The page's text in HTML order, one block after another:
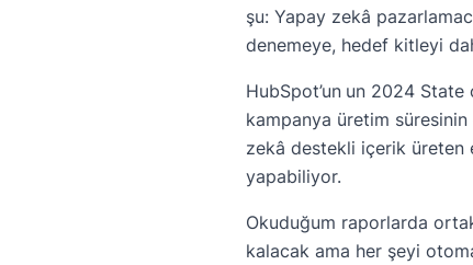
şu: Yapay zekâ
denemeye, hedef kitleyi
HubSpot’un un 2024 State
kampanya üretim
zekâ destekli içerik üreten
yapabiliyor.
Okuduğum raporlarda
kalacak ama her şeyi